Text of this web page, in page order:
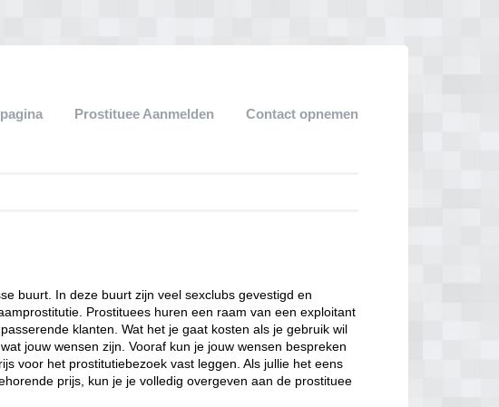
Prostituee Aanmelden Contact opnemen
buurt. In deze buurt zijn veel sexclubs gevestigd en
Prostituees huren een raam van een exploitant
klanten. Wat het je gaat kosten als je gebruik wil
jouw wensen zijn. Vooraf kun je jouw wensen bespreken
voor het prostitutiebezoek vast leggen. Als jullie het eens
prijs, kun je je volledig overgeven aan de prostituee